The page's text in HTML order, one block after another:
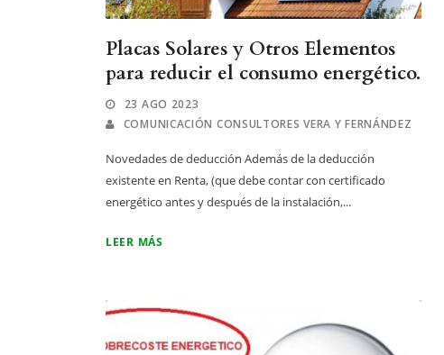
Placas Solares y Otros Elementos
para reducir el consumo energético.
23 AGO 2023
COMUNICACIÓN CONSULTORES VERA Y FERNÁNDEZ
Novedades de deducción Además de la deducción
existente en Renta, (que debe contar con certificado
energético antes y después de la instalación,...
LEER MÁS